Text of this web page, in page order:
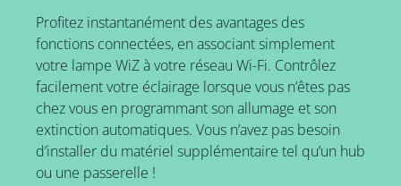
Profitez instantanément des avantages des
fonctions connectées, en associant simplement
votre lampe WiZ à votre réseau Wi-Fi. Contrôlez
facilement votre éclairage lorsque vous n’êtes pas
chez vous en programmant son allumage et son
extinction automatiques. Vous n’avez pas besoin
d’installer du matériel supplémentaire tel qu’un hub
ou une passerelle !